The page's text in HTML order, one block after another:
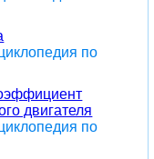
по
двигателя
по